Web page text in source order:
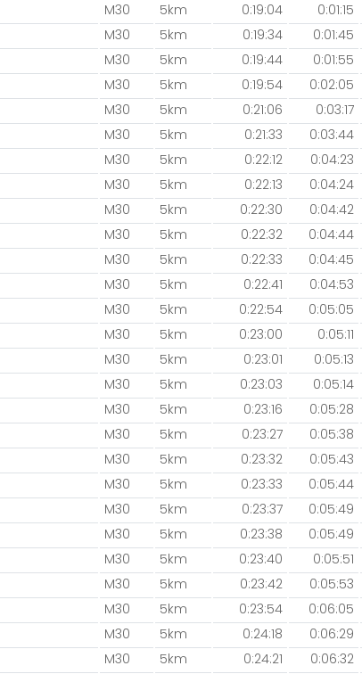
M30 5km 0:19:04 0:01:15
M30 5km 0:19:34 0:01:45
M30 5km 0:19:44 0:01:55
M30 5km 0:19:54 0:02:05
M30 5km 0:21:06 0:03:17
M30 5km 0:21:33 0:03:44
M30 5km 0:22:12 0:04:23
M30 5km 0:22:13 0:04:24
M30 5km 0:22:30 0:04:42
M30 5km 0:22:32 0:04:44
M30 5km 0:22:33 0:04:45
M30 5km 0:22:41 0:04:53
M30 5km 0:22:54 0:05:05
M30 5km 0:23:00 0:05:11
M30 5km 0:23:01 0:05:13
M30 5km 0:23:03 0:05:14
M30 5km 0:23:16 0:05:28
M30 5km 0:23:27 0:05:38
M30 5km 0:23:32 0:05:43
M30 5km 0:23:33 0:05:44
M30 5km 0:23:37 0:05:49
M30 5km 0:23:38 0:05:49
M30 5km 0:23:40 0:05:51
M30 5km 0:23:42 0:05:53
M30 5km 0:23:54 0:06:05
M30 5km 0:24:18 0:06:29
M30 5km 0:24:21 0:06:32